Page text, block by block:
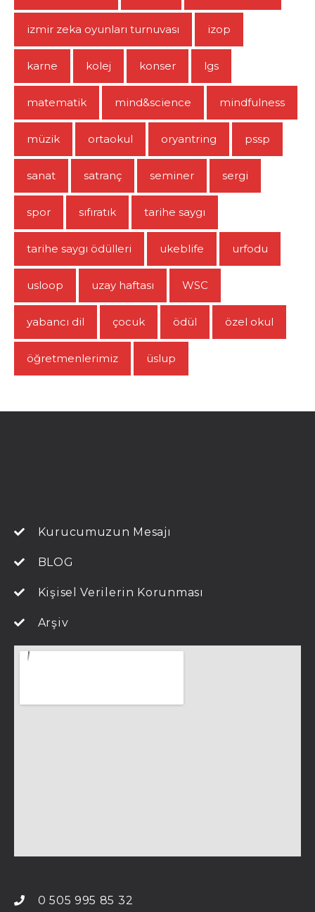
izmir zeka oyunları turnuvası izop
karne kolej konser lgs
matematik mind&science mindfulness
müzik ortaokul oryantring pssp
sanat satranç seminer sergi
spor sıfıratık tarihe saygı
tarihe saygı ödülleri ukeblife urfodu
usloop uzay haftası WSC
yabancı dil çocuk ödül özel okul
öğretmenlerimiz üslup
Kurucumuzun Mesajı
BLOG
Kişisel Verilerin Korunması
Arşiv
0 505 995 85 32